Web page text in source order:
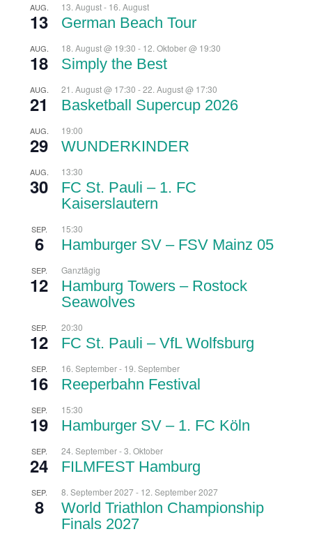
AUG.
13
13. August- 16. August
German Beach Tour
AUG.
18
18. August @ 19:30 - 12. Oktober @ 19:30
Simply the Best
AUG.
21
21. August @ 17:30 -22. August @ 17:30
Basketball Supercup 2026
AUG.
29
19:00
WUNDERKINDER
AUG.
30
13:30
FC St. Pauli – 1. FC
Kaiserslautern
SEP.
6
15:30
Hamburger SV – FSV Mainz 05
SEP.
12
Ganztägig
Hamburg Towers – Rostock
Seawolves
SEP.
12
20:30
FC St. Pauli – VfL Wolfsburg
SEP.
16
16. September- 19. September
Reeperbahn Festival
SEP.
19
15:30
Hamburger SV – 1. FC Köln
SEP.
24
24. September-3. Oktober
FILMFEST Hamburg
SEP.
8
8. September 2027- 12. September 2027
World Triathlon Championship
Finals 2027